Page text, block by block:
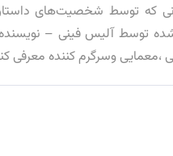
که توسط شخصیت‌های
توسط آلیس فینی – نویسنده
،معمایی وسرگرم کننده معرفی